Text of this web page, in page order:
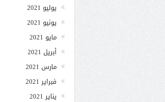
يوليو 2021
يونيو 2021
مايو 2021
أبريل 2021
مارس 2021
فبراير 2021
يناير 2021